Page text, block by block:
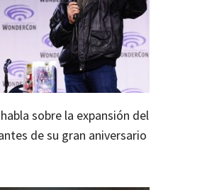
sobre la expansión del
de su gran aniversario